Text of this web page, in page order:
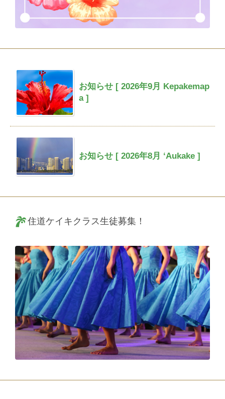
お知らせ [ 2026年9月 Kepakemap
a ]
お知らせ [ 2026年8月 ‘Aukake ]
住道ケイキクラス生徒募集！